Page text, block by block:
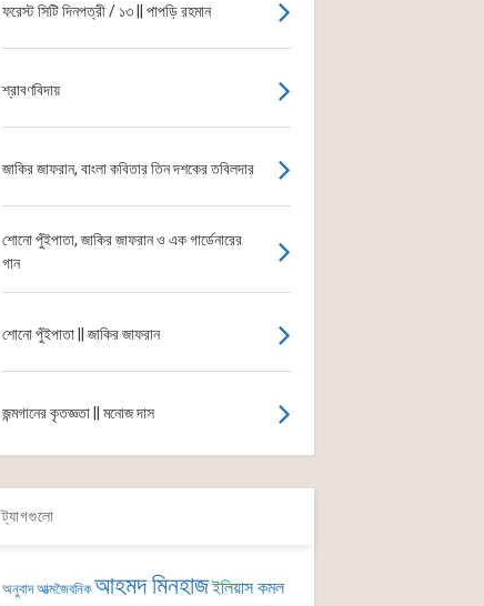
ফরেস্ট সিটি দিনপত্রী / ১৩ || পাপড়ি রহমান
শ্রাবণবিদায়
জাকির জাফরান, বাংলা কবিতার তিন দশকের তবিলদার
শোনো পুঁইপাতা, জাকির জাফরান ও এক গার্ডেনারের
গান
শোনো পুঁইপাতা || জাকির জাফরান
জন্মগানের কৃতজ্ঞতা || মনোজ দাস
ট্যাগগুলো
অনুবাদ আত্মজৈবনিক আহমদ মিনহাজইলিয়াস কমল